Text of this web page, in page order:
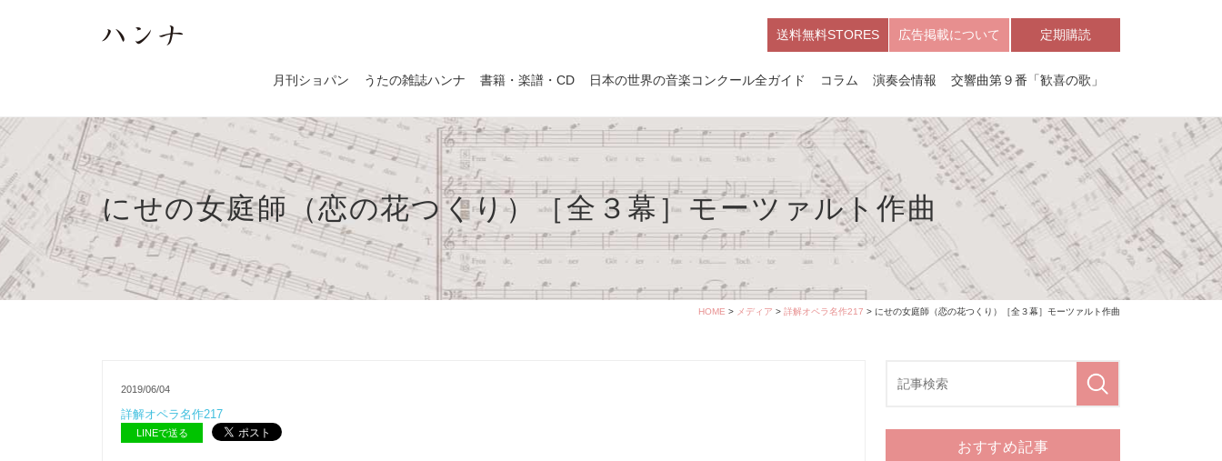
送料無料STORES 広告掲載について 定期購読
月刊ショパン うたの雑誌ハンナ 書籍・楽譜・CD 日本の世界の音楽コンクール全ガイド コラム 演奏会情報 交響曲第９番「歓喜の歌」
にせの女庭師（恋の花つくり）［全３幕］モーツァルト作曲
HOME > メディア > 詳解オペラ名作217 > にせの女庭師（恋の花つくり）［全３幕］モーツァルト作曲
2019/06/04
詳解オペラ名作217
LINEで送る
おすすめ記事